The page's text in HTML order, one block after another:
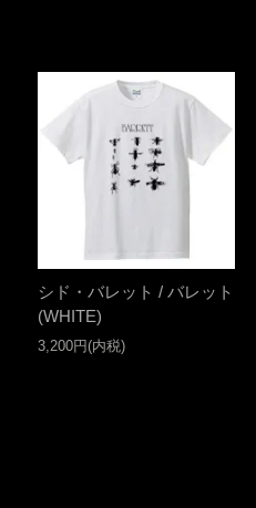
シド・バレット / バレット
(WHITE)
3,200円(内税)